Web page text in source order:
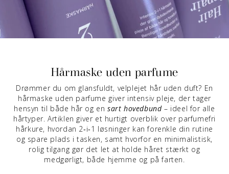
Hårmaske uden parfume
Drømmer du om glansfuldt, velplejet hår uden duft? En
hårmaske uden parfume giver intensiv pleje, der tager
hensyn til både hår og en sart hovedbund– ideel for alle
hårtyper. Artiklen giver et hurtigt overblik over parfumefri
hårkure, hvordan 2‑i‑1 løsninger kan forenkle din rutine
og spare plads i tasken, samt hvorfor en minimalistisk,
rolig tilgang gør det let at holde håret stærkt og
medgørligt, både hjemme og på farten.